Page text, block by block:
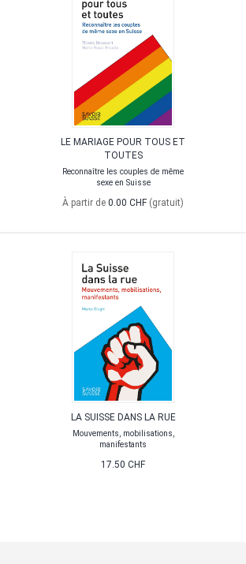
LE MARIAGE POUR TOUS ET
TOUTES
Reconnaître les couples de même
sexe en Suisse
À partir de 0.00 CHF (gratuit)
LA SUISSE DANS LA RUE
Mouvements, mobilisations,
manifestants
17.50 CHF